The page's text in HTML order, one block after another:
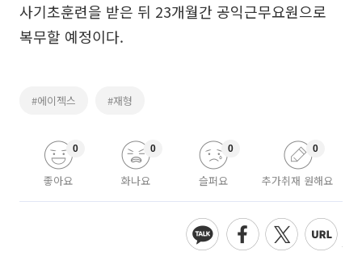
사기초훈련을 받은 뒤 23개월간 공익근무요원으로
복무할 예정이다.
#에이젝스 #재형
좋아요
0
화나요
0
슬퍼요
0
추가취재 원해요
0